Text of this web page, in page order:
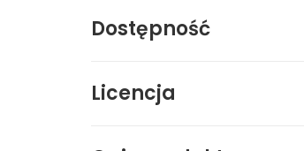
Dostępność
Licencja